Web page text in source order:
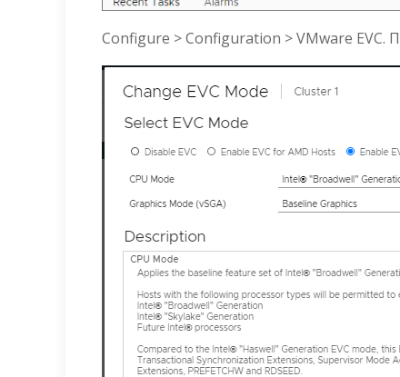
Configure > Configuration > VMware